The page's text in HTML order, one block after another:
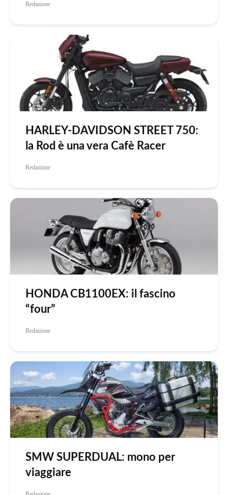
Redazione
HARLEY-DAVIDSON STREET 750:
la Rod è una vera Cafè Racer
Redazione
HONDA CB1100EX: il fascino
“four”
Redazione
SMW SUPERDUAL: mono per
viaggiare